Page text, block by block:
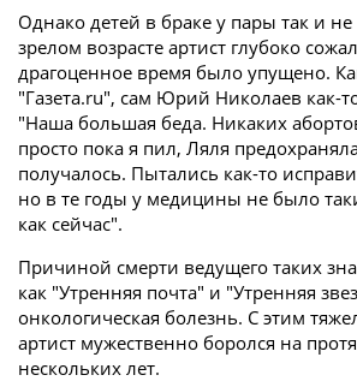
Однако детей в браке у пары так и
зрелом возрасте артист глубоко
драгоценное время было упущено.
"Газета.ru", сам Юрий Николаев как-
"Наша большая беда. Никаких
просто пока я пил, Ляля
получалось. Пытались как-то
но в те годы у медицины не было
как сейчас".
Причиной смерти ведущего таких
как "Утренняя почта" и "Утренняя
онкологическая болезнь. С этим
артист мужественно боролся на
нескольких лет.